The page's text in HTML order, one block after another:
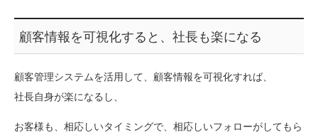
顧客情報を可視化すると、社長も楽になる
顧客管理システムを活用して、顧客情報を可視化すれば、
社長自身が楽になるし、
お客様も、相応しいタイミングで、相応しいフォローがしてもら